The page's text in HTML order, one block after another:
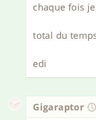
chaque fois
total du
edi
Gigaraptor